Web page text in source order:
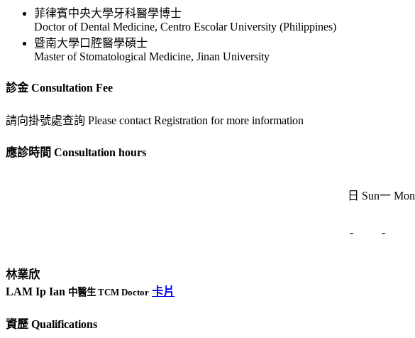
菲律賓中央大學牙科醫學博士
Doctor of Dental Medicine, Centro Escolar University (Philippines)
暨南大學口腔醫學碩士
Master of Stomatological Medicine, Jinan University
診金 Consultation Fee
請向掛號處查詢 Please contact Registration for more information
應診時間 Consultation hours
日 Sun一 Mon
- -
林業欣
LAM Ip Ian 中醫生 TCM Doctor 卡片
資歷 Qualifications